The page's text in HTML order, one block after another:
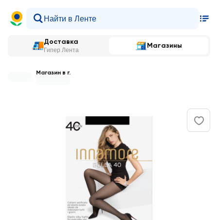
Доставка
Гипер Лента
Магазины
Магазин в г.